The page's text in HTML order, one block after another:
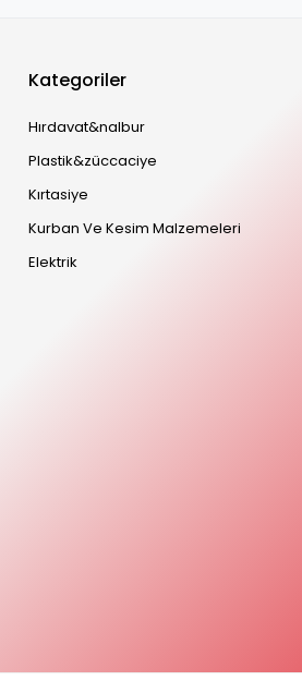
Kategoriler
Hırdavat&nalbur
Plastik&züccaciye
Kırtasiye
Kurban Ve Kesim Malzemeleri
Elektrik